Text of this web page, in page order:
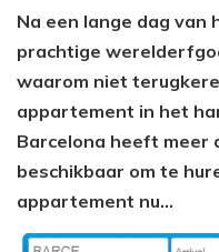
Na een lange dag van
prachtige
waarom niet
appartement in het
Barcelona heeft meer
beschikbaar om te
appartement nu…